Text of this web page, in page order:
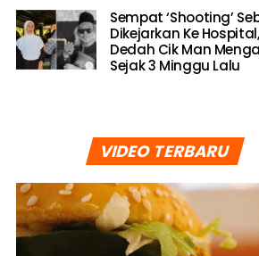
Sempat ‘Shooting’
Dikejarkan Ke
Dedah Cik Man
Sejak 3 Minggu Lalu
VIDEO TERBARU